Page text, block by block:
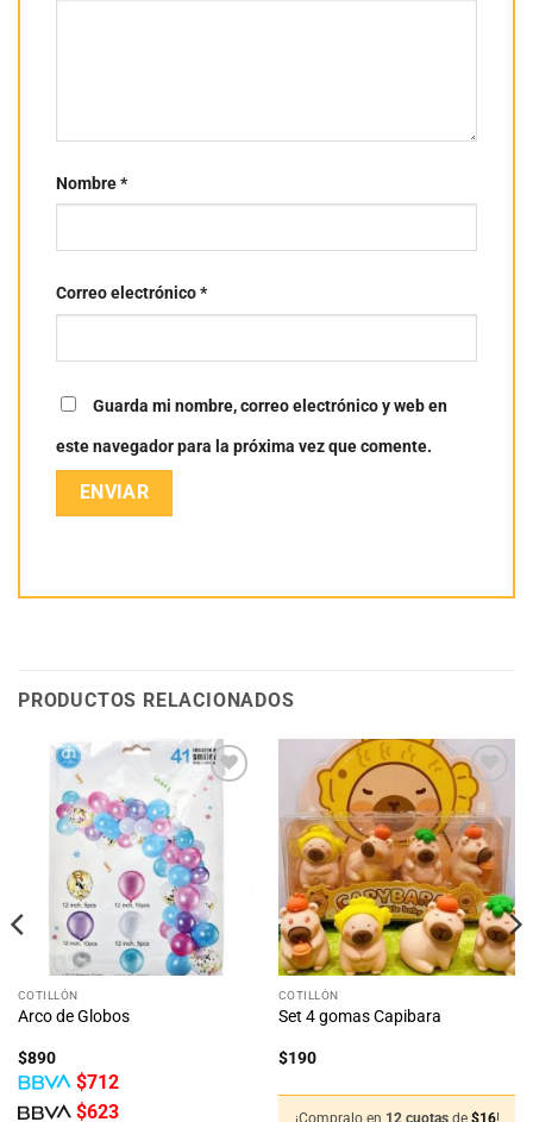
Nombre*
Correo electrónico*
Guarda mi nombre, correo electrónico y web en
este navegador para la próxima vez que comente.
PRODUCTOS RELACIONADOS
a la
deseos
COTILLÓN
Arco de Globos
$890
$712
$623
Añadir
a la
lista
de
deseos
COTILLÓN
Set 4 gomas Capibara
$190
¡Compralo en 12 cuotas de $16!